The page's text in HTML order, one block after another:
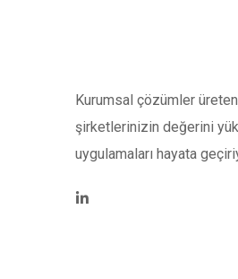
Kurumsal çözümler
şirketlerinizin değerini
uygulamaları hayata